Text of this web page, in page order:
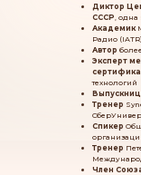
Диктор
СССР ,
Академик
Радио (IATR)
Автор
Эксперт
технологий
Тренер
Спикер
Тренер
Член